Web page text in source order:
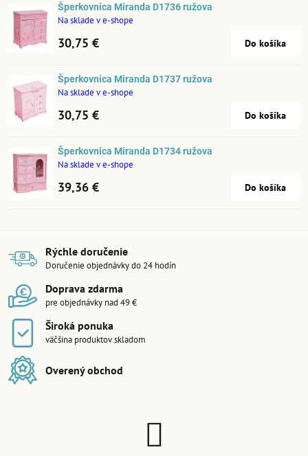
Šperkovnica Miranda D1736 ružova
Na sklade v e-shope
30,75 € Do košíka
Šperkovnica Miranda D1737 ružova
Na sklade v e-shope
30,75 € Do košíka
Šperkovnica Miranda D1734 ružova
Na sklade v e-shope
39,36 € Do košíka
Rýchle doručenie
Doručenie objednávky do 24 hodín
Doprava zdarma
pre objednávky nad 49 €
Široká ponuka
väčšina produktov skladom
Overený obchod